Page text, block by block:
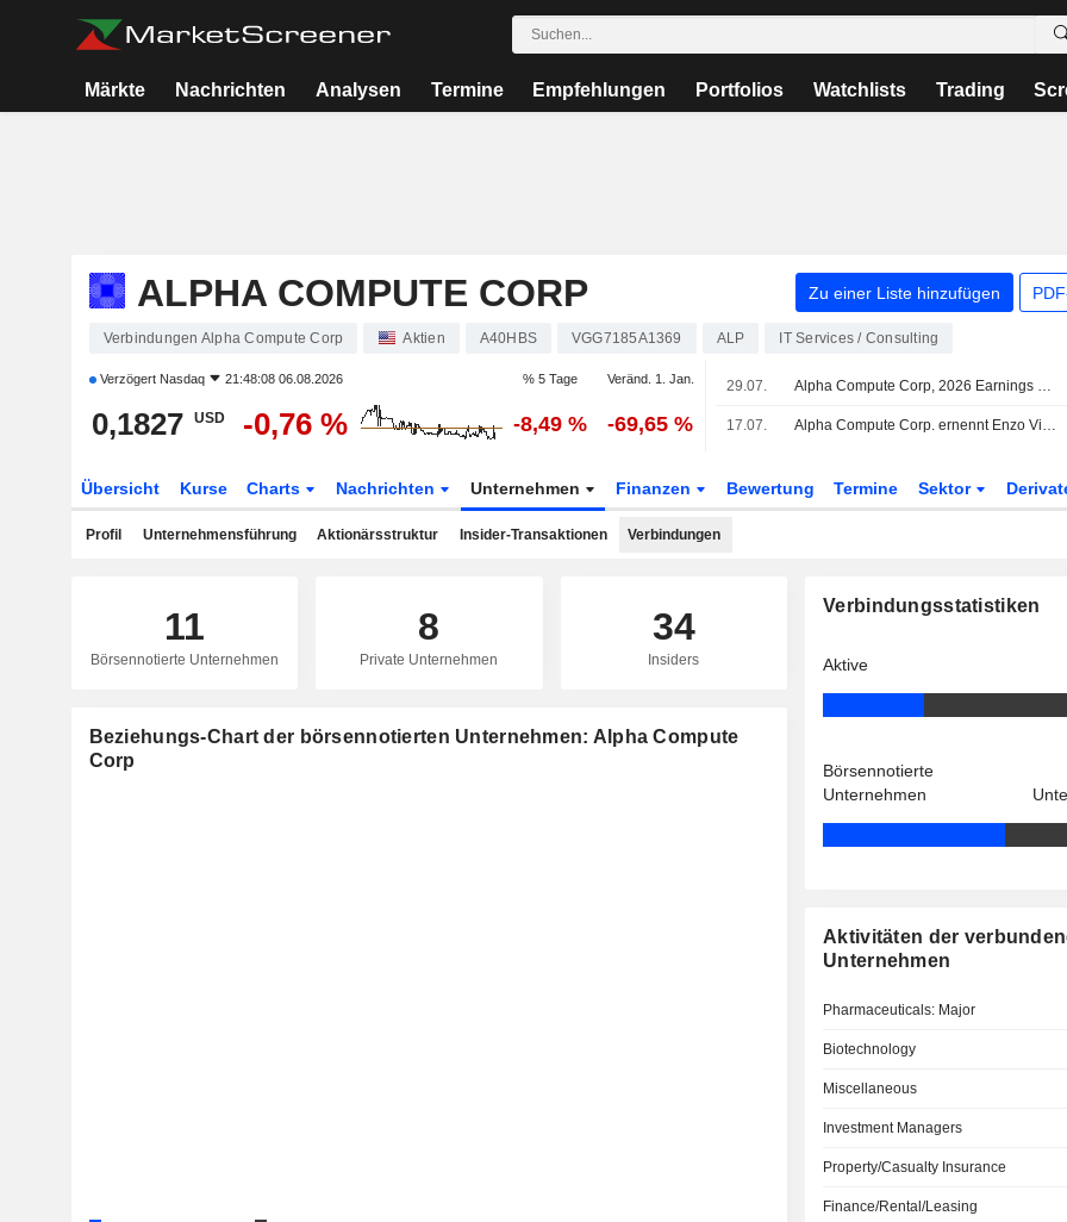
Märkte Nachrichten Analysen Termine Empfehlungen Portfolios Watchlists Trading
ALPHA COMPUTE CORP Zu einer Liste hinzufügen
Verbindungen Alpha Compute Corp Aktien A40HBS VGG7185A1369 ALP IT Services / Consulting
Verzögert Nasdaq 21:48:08 06.08.2026 % 5 Tage Veränd. 1. Jan.
0,1827 USD -0,76 % -8,49 % -69,65 %
29.07. Alpha Compute Corp, 2026 Earnings Call, Jul 16, 2026
17.07. Alpha Compute Corp. ernennt Enzo Villani mit Wirkung zum 16. Juli 2026 zum Präsidenten
Übersicht Kurse Charts Nachrichten Unternehmen Finanzen Bewertung Termine Sektor
Profil Unternehmensführung Aktionärsstruktur Insider-Transaktionen Verbindungen
11
Börsennotierte Unternehmen
8
Private Unternehmen
34
Insiders
Beziehungs-Chart der börsennotierten Unternehmen: Alpha Compute
Corp
Verbindungsstatistiken
Aktive
Börsennotierte
Unternehmen
Aktivitäten der
Unternehmen
Pharmaceuticals: Major
Biotechnology
Miscellaneous
Investment Managers
Property/Casualty Insurance
Finance/Rental/Leasing